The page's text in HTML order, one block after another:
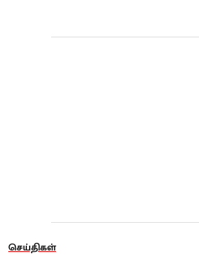
செய்திகள்